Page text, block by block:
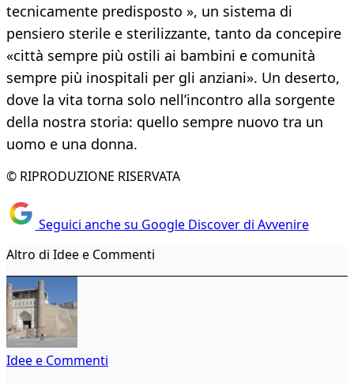
tecnicamente predisposto », un sistema di
pensiero sterile e sterilizzante, tanto da concepire
«città sempre più ostili ai bambini e comunità
sempre più inospitali per gli anziani». Un deserto,
dove la vita torna solo nell’incontro alla sorgente
della nostra storia: quello sempre nuovo tra un
uomo e una donna.
© RIPRODUZIONE RISERVATA
Seguici anche su Google Discover di Avvenire
Altro di Idee e Commenti
Idee e Commenti